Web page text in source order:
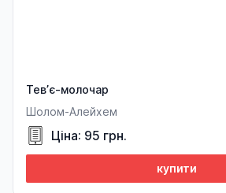
Тев’є-молочар
Шолом-Алейхем
Ціна: 95 грн.
купити